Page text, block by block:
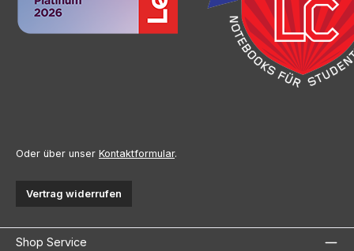
Oder über unser Kontaktformular.
Vertrag widerrufen
Shop Service